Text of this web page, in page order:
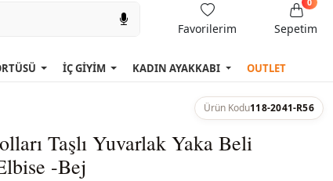
Favorilerim Sepetim
0
İÇ GİYİM KADIN AYAKKABI OUTLET
Ürün Kodu118-2041-R56
Taşlı Yuvarlak Yaka Beli
-Bej